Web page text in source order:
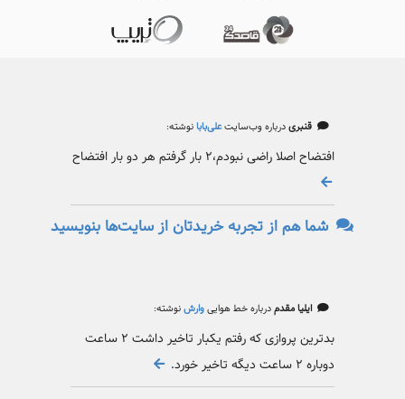
قنبریدرباره وب‌سایتعلی‌بابانوشته:
افتضاح اصلا راضی نبودم،۲ بار گرفتم هر دو بار افتضاح
شما هم از تجربه خریدتان از سایت‌ها بنویسید
ایلیا مقدمدرباره خط هواییوارشنوشته:
بدترین پروازی که رفتم یکبار تاخیر داشت ۲ ساعت
دوباره ۲ ساعت دیگه تاخیر خورد.